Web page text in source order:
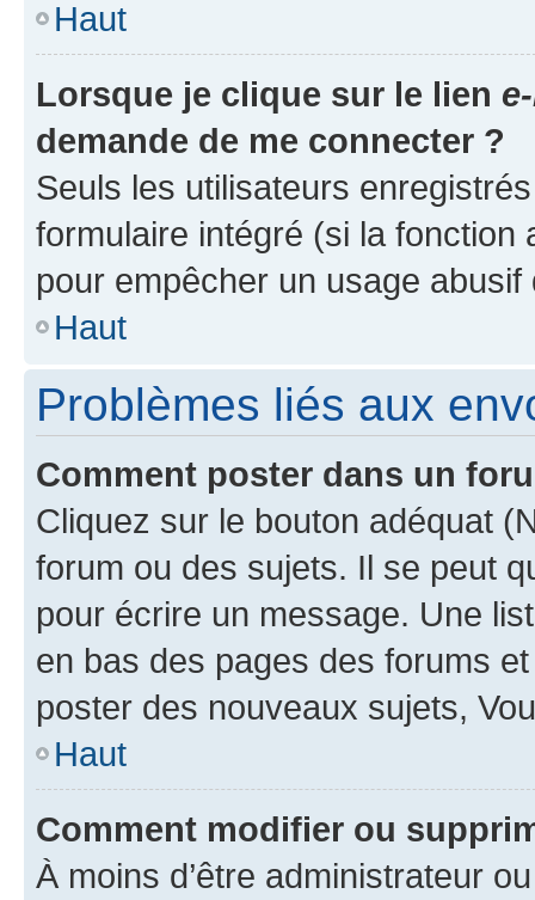
Haut
Lorsque je clique sur le lien
demande de me connecter ?
Seuls les utilisateurs
formulaire intégré (si la fonction
pour empêcher un usage
Haut
Problèmes liés aux
Comment poster dans un
Cliquez sur le bouton adéquat
forum ou des sujets. Il se peut
pour écrire un message. Une
en bas des pages des forums
poster des nouveaux sujets,
Haut
Comment modifier ou
À moins d’être administrateur